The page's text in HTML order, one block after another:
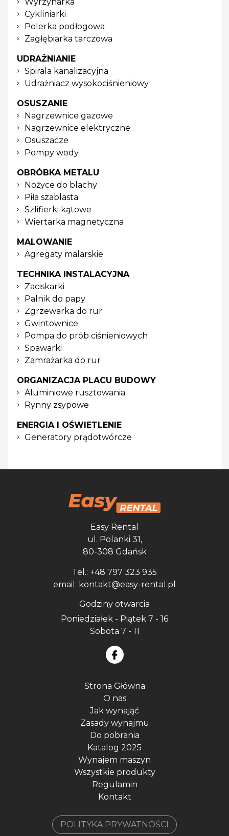
Cykliniarki
Polerka podłogowa
Zagłębiarka tarczowa
UDRAŻNIANIE
Spirala kanalizacyjna
Udrażniacz wysokociśnieniowy
OSUSZANIE
Nagrzewnice gazowe
Nagrzewnice elektryczne
Osuszacze
Pompy wody
OBRÓBKA METALU
Nożyce do blachy
Piła szablasta
Szlifierki kątowe
Wiertarka magnetyczna
MALOWANIE
Agregaty malarskie
TECHNIKA INSTALACYJNA
Zaciskarki
Palnik do papy
Zgrzewarka do rur
Gwintownice
Pompa do prób ciśnieniowych
Spawarki
Zamrażarka do rur
ORGANIZACJA PLACU BUDOWY
Aluminiowe rusztowania
Rynny zsypowe
ENERGIA I OŚWIETLENIE
Generatory prądotwórcze
Easy Rental
ul. Polanki 31,
80-308 Gdańsk
Tel.: +48 797 323 935
email: kontakt@easy-rental.pl
Godziny otwarcia
Poniedziałek - Piątek 7 - 16
Sobota 7 - 11
Strona Główna
O nas
Jak wynająć
Zasady wynajmu
Do pobrania
Katalog 2025
Wynajem maszyn
Wszystkie produkty
Regulamin
Kontakt
POLITYKA PRYWATNOŚCI